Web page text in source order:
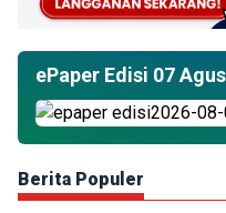
ePaper Edisi 07
Berita Populer